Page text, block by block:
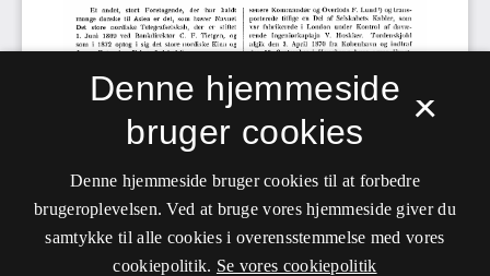
×
Denne hjemmeside
bruger cookies
Denne hjemmeside bruger cookies til at forbedre
brugeroplevelsen. Ved at bruge vores hjemmeside giver du
samtykke til alle cookies i overensstemmelse med vores
cookiepolitik. Se vores cookiepolitik